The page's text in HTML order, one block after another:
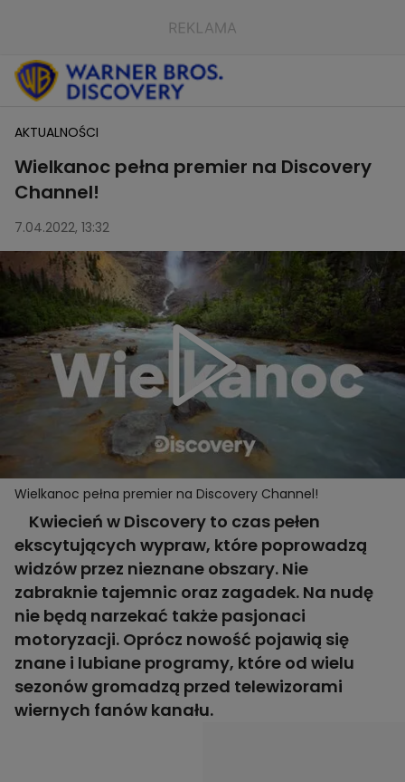
AKTUALNOŚCI
Wielkanoc pełna premier na Discovery
Channel!
7.04.2022, 13:32
Wielkanoc pełna premier na Discovery Channel!
Kwiecień w Discovery to czas pełen
ekscytujących wypraw, które poprowadzą
widzów przez nieznane obszary. Nie
zabraknie tajemnic oraz zagadek. Na nudę
nie będą narzekać także pasjonaci
motoryzacji. Oprócz nowość pojawią się
znane i lubiane programy, które od wielu
sezonów gromadzą przed telewizorami
wiernych fanów kanału.